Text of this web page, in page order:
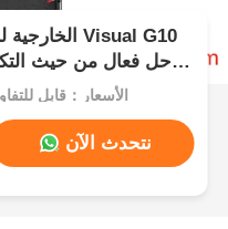
الأسعار：قابل
نتحدث الآن